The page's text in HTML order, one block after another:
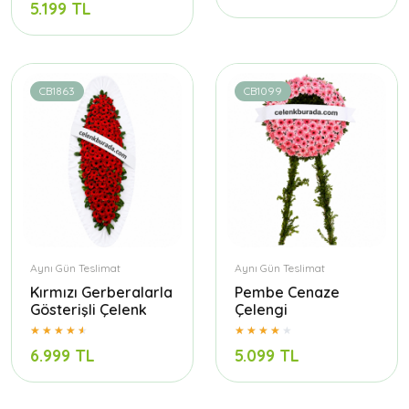
5.199 TL
CB1863
Aynı Gün Teslimat
Kırmızı Gerberalarla
Gösterişli Çelenk
6.999 TL
CB1099
Aynı Gün Teslimat
Pembe Cenaze
Çelengi
5.099 TL